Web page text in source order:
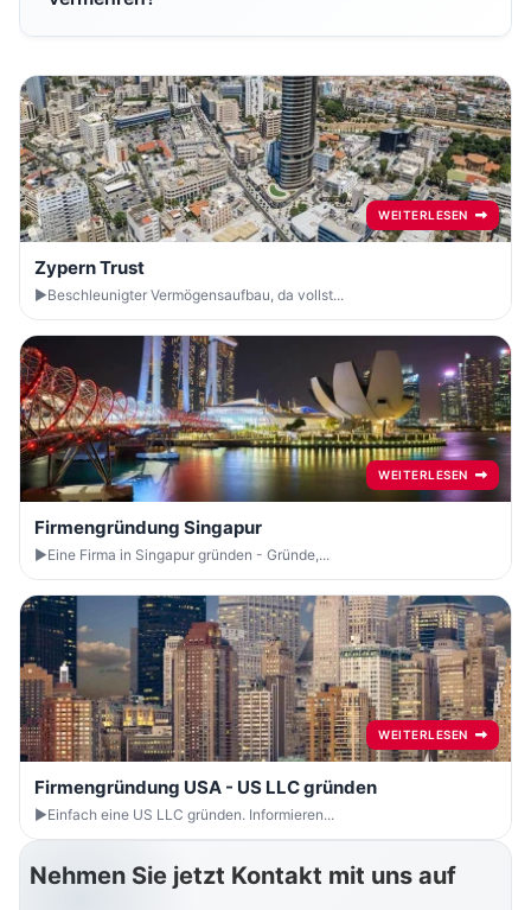
WEITERLESEN
Zypern Trust
►Beschleunigter Vermögensaufbau, da vollst...
WEITERLESEN
Firmengründung Singapur
►Eine Firma in Singapur gründen - Gründe,...
WEITERLESEN
Firmengründung USA - US LLC gründen
►Einfach eine US LLC gründen. Informieren...
Nehmen Sie jetzt Kontakt mit uns auf